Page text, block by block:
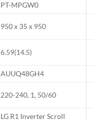
PT-MPGW0
950 x 35 x 950
6.59(14.5)
AUUQ48GH4
220-240, 1, 50/60
LG R1 Inverter Scroll